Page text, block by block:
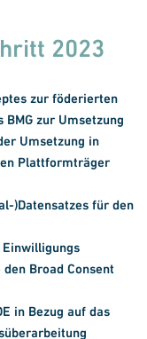
2023
zur föderierten
zur Umsetzung
Umsetzung in
Plattformträger
)Datensatzes für den
Broad Consent
in Bezug auf das
überarbeitung